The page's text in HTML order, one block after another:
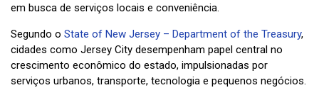
em busca de serviços locais e conveniência.
Segundo o State of New Jersey – Department of the Treasury,
cidades como Jersey City desempenham papel central no
crescimento econômico do estado, impulsionadas por
serviços urbanos, transporte, tecnologia e pequenos negócios.